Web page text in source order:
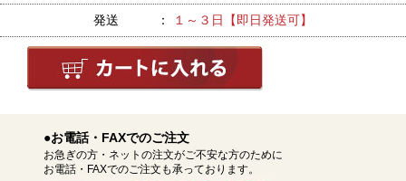
発送 ： １～３日【即日発送可】
●お電話・FAXでのご注文
お急ぎの方・ネットの注文がご不安な方のために
お電話・FAXでのご注文も承っております。